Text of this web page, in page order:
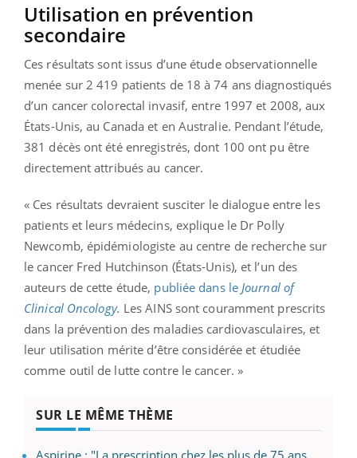
Utilisation en prévention
secondaire
Ces résultats sont issus d’une étude observationnelle
menée sur 2 419 patients de 18 à 74 ans diagnostiqués
d’un cancer colorectal invasif, entre 1997 et 2008, aux
États-Unis, au Canada et en Australie. Pendant l’étude,
381 décès ont été enregistrés, dont 100 ont pu être
directement attribués au cancer.
« Ces résultats devraient susciter le dialogue entre les
patients et leurs médecins, explique le Dr Polly
Newcomb, épidémiologiste au centre de recherche sur
le cancer Fred Hutchinson (États-Unis), et l’un des
auteurs de cette étude, publiée dans leJournal of
Clinical Oncology. Les AINS sont couramment prescrits
dans la prévention des maladies cardiovasculaires, et
leur utilisation mérite d’être considérée et étudiée
comme outil de lutte contre le cancer. »
SUR LE MÊME THÈME